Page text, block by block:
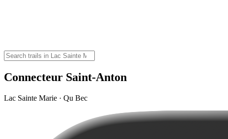
Connecteur Saint-Anton
Lac Sainte Marie · Qu Bec